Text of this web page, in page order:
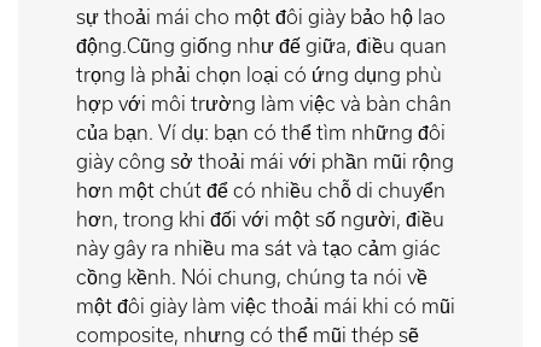
sự thoải mái cho một đôi giày bảo hộ lao
động.Cũng giống như đế giữa, điều quan
trọng là phải chọn loại có ứng dụng phù
hợp với môi trường làm việc và bàn chân
của bạn. Ví dụ: bạn có thể tìm những đôi
giày công sở thoải mái với phần mũi rộng
hơn một chút để có nhiều chỗ di chuyển
hơn, trong khi đối với một số người, điều
này gây ra nhiều ma sát và tạo cảm giác
cồng kềnh. Nói chung, chúng ta nói về
một đôi giày làm việc thoải mái khi có mũi
composite, nhưng có thể mũi thép sẽ